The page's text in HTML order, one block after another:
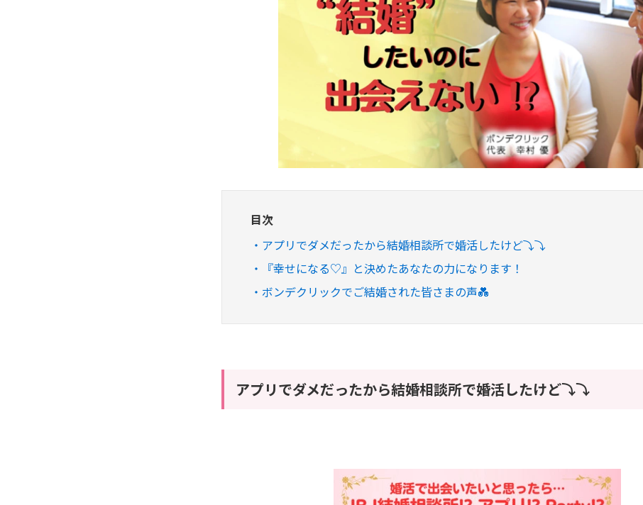
目次
アプリでダメだったから結婚相談所で婚活したけど⤵⤵
『幸せになる♡』と決めたあなたの力になります！
ボンデクリックでご結婚された皆さまの声💑
アプリでダメだったから結婚相談所で婚活したけど⤵⤵